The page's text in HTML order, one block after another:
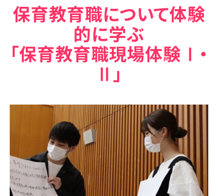
保育教育職について体験
的に学ぶ
「保育教育職現場体験Ⅰ・
Ⅱ」